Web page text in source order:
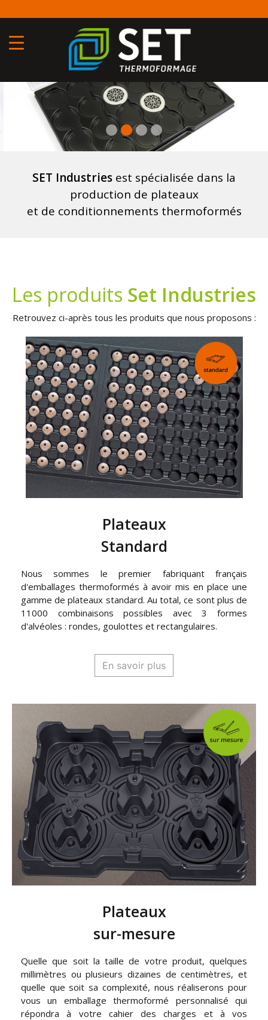
contenu
principal
Previous
SET Industries est spécialisée dans la
production de plateaux
et de conditionnements thermoformés
Les produits Set Industries
Retrouvez ci-après tous les produits que nous proposons :
Plateaux
Standard
Nous sommes le premier fabriquant français
d'emballages thermoformés à avoir mis en place une
gamme de plateaux standard. Au total, ce sont plus de
11000 combinaisons possibles avec 3 formes
d'alvéoles : rondes, goulottes et rectangulaires.
En savoir plus
Plateaux
sur-mesure
Quelle que soit la taille de votre produit, quelques
millimètres ou plusieurs dizaines de centimètres, et
quelle que soit sa complexité, nous réaliserons pour
vous un emballage thermoformé personnalisé qui
répondra à votre cahier des charges et à vos